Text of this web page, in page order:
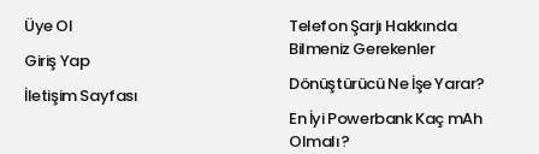
Üye Ol
Giriş Yap
İletişim Sayfası
Telefon Şarjı Hakkında
Bilmeniz Gerekenler
Dönüştürücü Ne İşe Yarar?
En İyi Powerbank Kaç mAh
Olmalı?